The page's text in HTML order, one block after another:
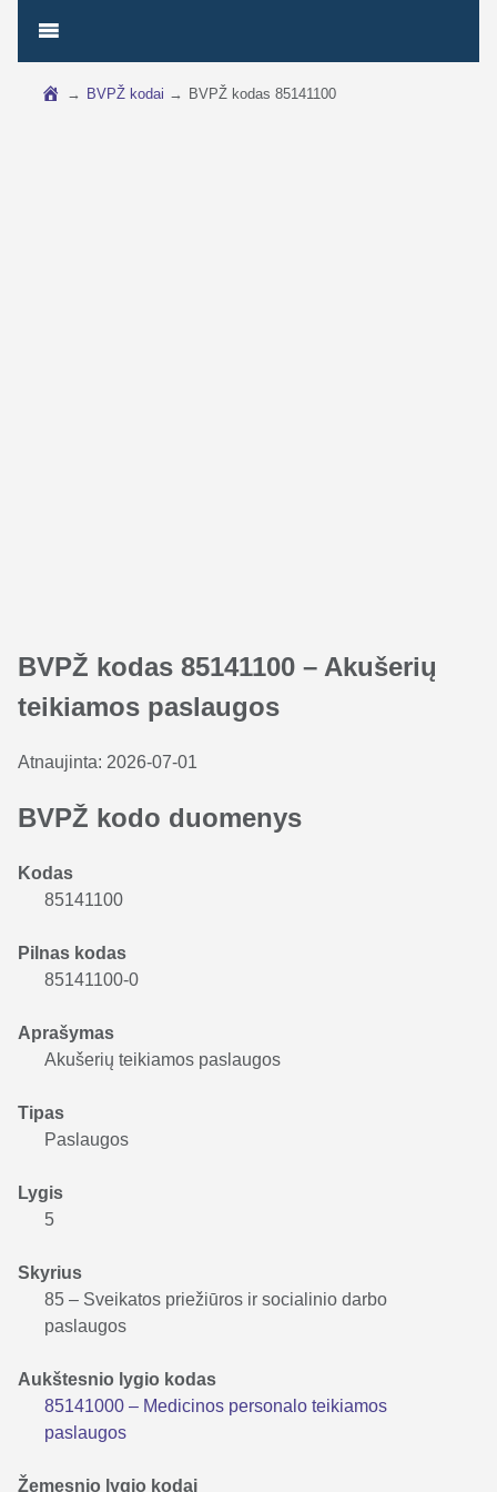
→ BVPŽ kodai → BVPŽ kodas 85141100
BVPŽ kodas 85141100 – Akušerių
teikiamos paslaugos
Atnaujinta: 2026-07-01
BVPŽ kodo duomenys
Kodas
85141100
Pilnas kodas
85141100-0
Aprašymas
Akušerių teikiamos paslaugos
Tipas
Paslaugos
Lygis
5
Skyrius
85 – Sveikatos priežiūros ir socialinio darbo
paslaugos
Aukštesnio lygio kodas
85141000 – Medicinos personalo teikiamos
paslaugos
Žemesnio lygio kodai